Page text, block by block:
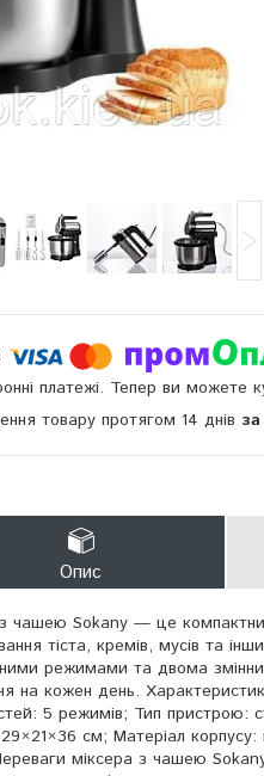
платежі. Тепер ви
товару протягом 14 днів
Опис
чашею Sokany — це
тіста, кремів, мусів та
режимами та двома
на кожен день.
5 режимів; Тип пристрою:
см; Матеріал
міксера з чашею